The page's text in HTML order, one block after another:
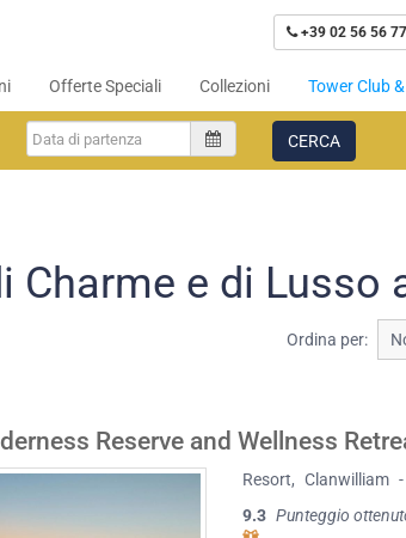
+39 02 56 56
Offerte Speciali Collezioni Tower Club
CERCA
Charme e di Lusso
Ordina per:
Reserve and Wellness
Resort, Clanwilliam -
9.3 Punteggio